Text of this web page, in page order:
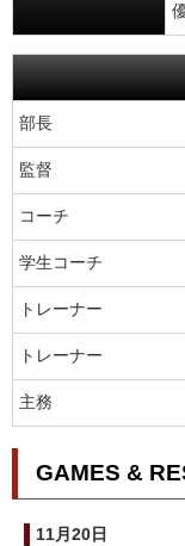
部長
監督
コーチ
学生コーチ
トレーナー
トレーナー
主務
GAMES &
11月20日